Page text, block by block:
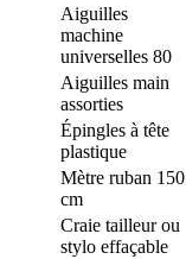
Aiguilles
machine
universelles 80
Aiguilles main
assorties
Épingles à tête
plastique
Mètre ruban 150
cm
Craie tailleur ou
stylo effaçable